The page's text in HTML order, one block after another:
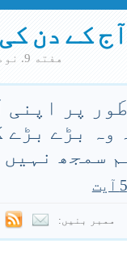
آج کے دن
هفته 9. نومبر 2019
پر اپنی
وہ بڑے بڑے
سمجھ
ممبر بنیں: